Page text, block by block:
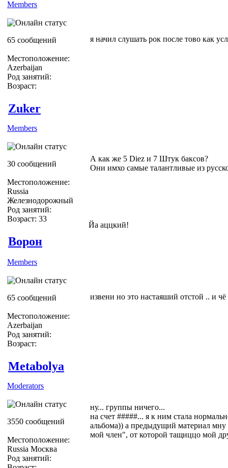
Members
65 сообщений
Местоположение:
Azerbaijan
Род занятий:
Возраст:
я начил слушать рок после тово как
Zuker
Members
30 сообщений
Местоположение:
Russia
Железнодорожный
Род занятий:
Возраст: 33
А как же 5 Diez и 7 Штук баксов?
Они имхо самые талантливые из
Йа аццкий!
Ворон
Members
65 сообщений
Местоположение:
Azerbaijan
Род занятий:
Возраст:
извени но это настаяший отстой .. и чё
Metabolya
Moderators
3550 сообщений
Местоположение:
Russia Москва
Род занятий:
ну... группы ничего...
на счет #####... я к ним стала
альбома)) а предыдущий материал
мой член", от которой тащиццо мой